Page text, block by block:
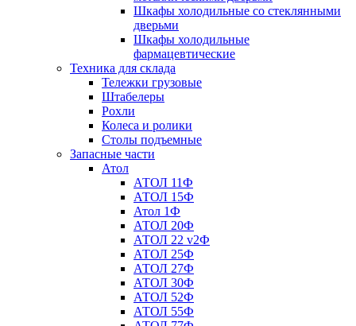
Шкафы холодильные со стеклянными
дверьми
Шкафы холодильные
фармацевтические
Техника для склада
Тележки грузовые
Штабелеры
Рохли
Колеса и ролики
Столы подъемные
Запасные части
Атол
АТОЛ 11Ф
АТОЛ 15Ф
Атол 1Ф
АТОЛ 20Ф
АТОЛ 22 v2Ф
АТОЛ 25Ф
АТОЛ 27Ф
АТОЛ 30Ф
АТОЛ 52Ф
АТОЛ 55Ф